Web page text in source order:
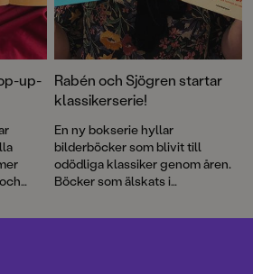
up-
fina
Rabén och Sjögren startar
klassikerserie!
En ny bokserie hyllar
bilderböcker som blivit till
odödliga klassiker genom åren.
Böcker som älskats i
kommer i nya jubileumsutgåvor.